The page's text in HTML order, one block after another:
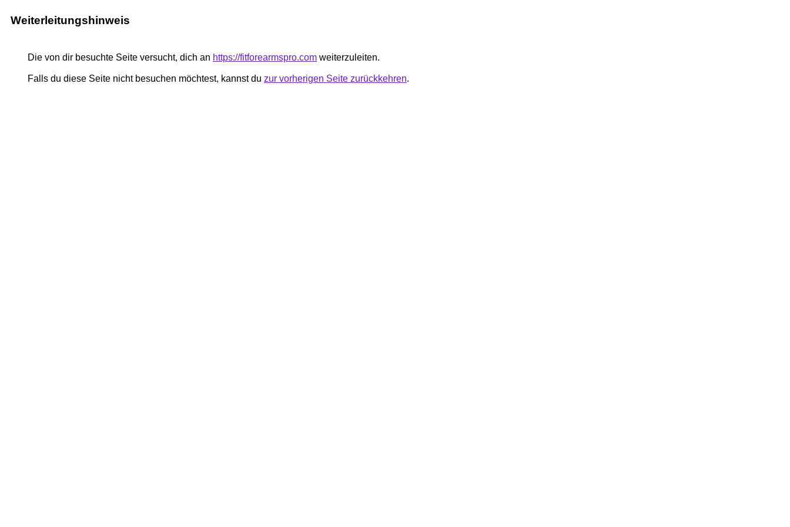
Weiterleitungshinweis
Die von dir besuchte Seite versucht, dich an https://fitforearmspro.com weiterzuleiten.
Falls du diese Seite nicht besuchen möchtest, kannst du zur vorherigen Seite zurückkehren.